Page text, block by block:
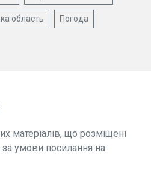
область Погода
матеріалів, що розміщені
за умови посилання на